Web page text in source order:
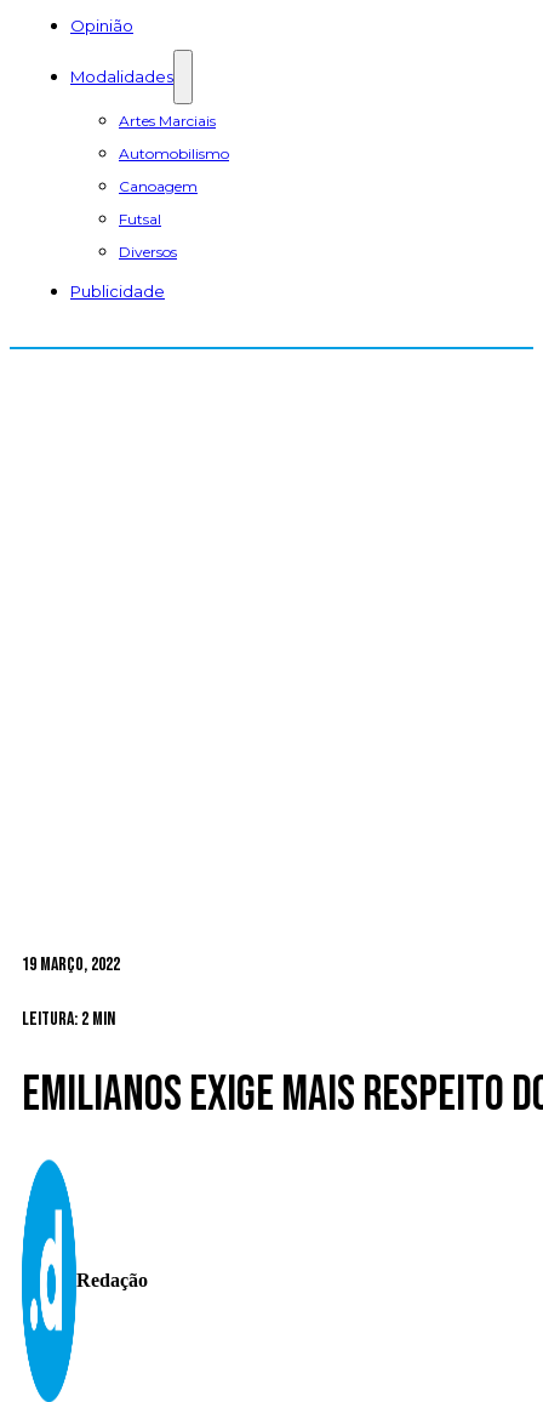
Opinião
Modalidades
Artes Marciais
Automobilismo
Canoagem
Futsal
Diversos
Publicidade
19 Março, 2022
Leitura: 2 min
Emilianos exige mais respeito
Redação